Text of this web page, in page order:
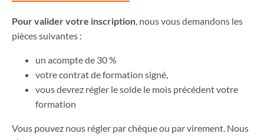
Pour valider votre inscription, nous vous demandons les
pièces suivantes :
un acompte de 30 %
votre contrat de formation signé,
vous devrez régler le solde le mois précédent votre
formation
Vous pouvez nous régler par chèque ou par virement. Nous